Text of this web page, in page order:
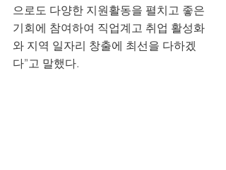
으로도 다양한 지원활동을 펼치고 좋은
기회에 참여하여 직업계고 취업 활성화
와 지역 일자리 창출에 최선을 다하겠
다”고 말했다.